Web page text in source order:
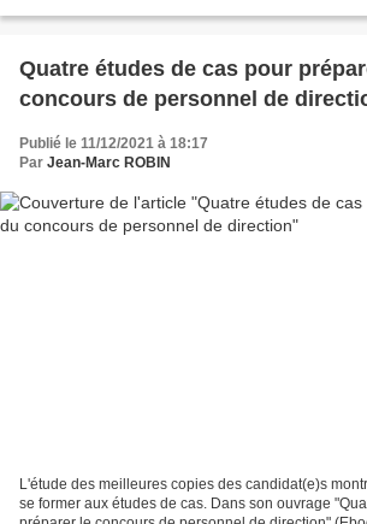
Quatre études de cas pour
concours de personnel de
Publié le 11/12/2021 à 18:17
Par Jean-Marc ROBIN
L'étude des meilleures copies des candidat(e)s
se former aux études de cas. Dans son ouvrage